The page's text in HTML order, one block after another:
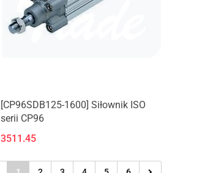
[CP96SDB125-1600] Siłownik ISO
serii CP96
3511.45